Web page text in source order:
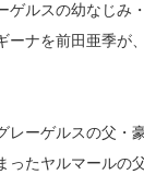
ルスの幼なじみ
ナを前田亜季が
レーゲルスの父・
たヤルマールの